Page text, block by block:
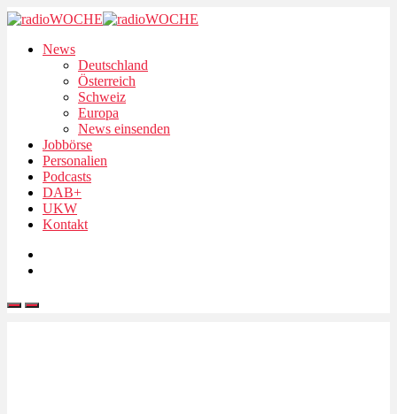
News
Deutschland
Österreich
Schweiz
Europa
News einsenden
Jobbörse
Personalien
Podcasts
DAB+
UKW
Kontakt